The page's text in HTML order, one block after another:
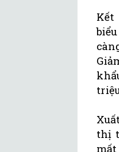
Kết
thị